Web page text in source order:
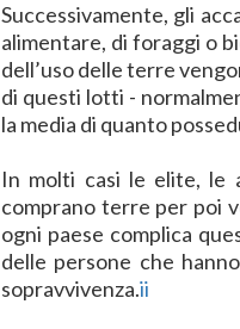
Successivamente, gli
alimentare, di foraggi o
dell’uso delle terre
di questi lotti -
la media di quanto
In molti casi le elite, le
comprano terre per poi
ogni paese complica
delle persone che
sopravvivenza.ii